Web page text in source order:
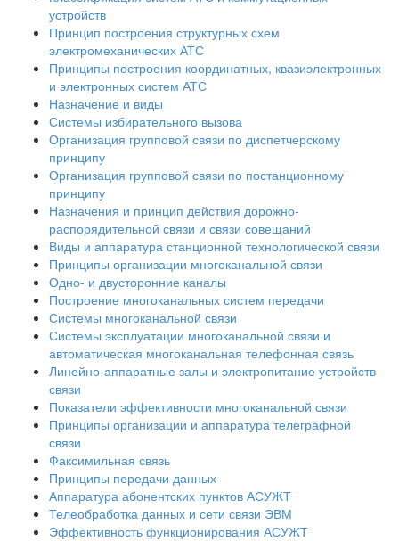
устройств
Принцип построения структурных схем
электромеханических АТС
Принципы построения координатных, квазиэлектронных
и электронных систем АТС
Назначение и виды
Системы избирательного вызова
Организация групповой связи по диспетчерскому
принципу
Организация групповой связи по постанционному
принципу
Назначения и принцип действия дорожно-
распорядительной связи и связи совещаний
Виды и аппаратура станционной технологической связи
Принципы организации многоканальной связи
Одно- и двусторонние каналы
Построение многоканальных систем передачи
Системы многоканальной связи
Системы эксплуатации многоканальной связи и
автоматическая многоканальная телефонная связь
Линейно-аппаратные залы и электропитание устройств
связи
Показатели эффективности многоканальной связи
Принципы организации и аппаратура телеграфной
связи
Факсимильная связь
Принципы передачи данных
Аппаратура абонентских пунктов АСУЖТ
Телеобработка данных и сети связи ЭВМ
Эффективность функционирования АСУЖТ